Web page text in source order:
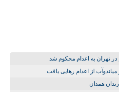
در تهران به اعدام محکوم شد
از اعدام رهایی یافت
همدان